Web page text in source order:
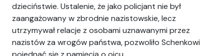
dzieciństwie. Ustalenie, że jako policjant nie był
zaangażowany w zbrodnie nazistowskie, lecz
utrzymywał relacje z osobami uznawanymi przez
nazistów za wrogów państwa, pozwoliło Schenkowi